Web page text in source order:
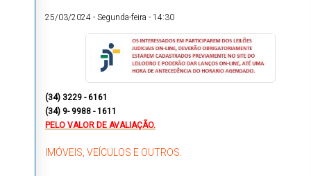
25/03/2024 - Segunda-feira - 14:30
(34) 3229 - 6161
(34) 9- 9988 - 1611
PELO VALOR DE AVALIAÇÃO.
IMÓVEIS, VEÍCULOS E OUTROS.